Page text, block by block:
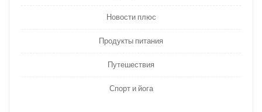
Новости плюс
Продукты питания
Путешествия
Спорт и йога